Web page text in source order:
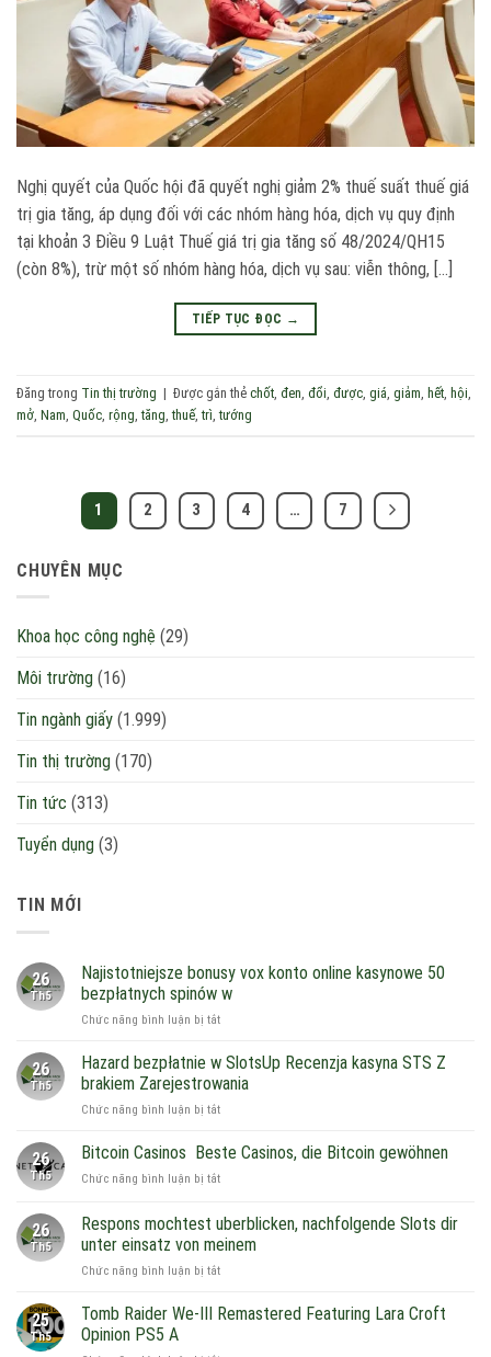
Nghị quyết của Quốc hội đã quyết nghị giảm 2% thuế suất thuế giá
trị gia tăng, áp dụng đối với các nhóm hàng hóa, dịch vụ quy định
tại khoản 3 Điều 9 Luật Thuế giá trị gia tăng số 48/2024/QH15
(còn 8%), trừ một số nhóm hàng hóa, dịch vụ sau: viễn thông, […]
TIẾP TỤC ĐỌC →
Đăng trong Tin thị trường | Được gắn thẻ chốt, đen, đổi, được, giá, giảm, hết, hội,
mở, Nam, Quốc, rộng,tăng,thuế,trì,tướng
1 2 3 4 … 7
CHUYÊN MỤC
Khoa học công nghệ (29)
Môi trường (16)
Tin ngành giấy (1.999)
Tin thị trường (170)
Tin tức (313)
Tuyển dụng (3)
TIN MỚI
26
Th5
Najistotniejsze bonusy vox konto online kasynowe 50
bezpłatnych spinów w
Chức năng bình luận bị tắtở
bonusy
konto
online
50
spinów
26
Th5
Hazard bezpłatnie w SlotsUp Recenzja kasyna STS Z
brakiem Zarejestrowania
Chức năng bình luận bị tắtở
bezpłatnie
SlotsUp
kasyna
STS
brakiem
26
Th5
Bitcoin Casinos ︎ Beste Casinos, die Bitcoin gewöhnen
Chức năng bình luận bị tắtở
Casinos
Beste
Casinos,
Bitcoin
26
Th5
Respons mochtest uberblicken, nachfolgende Slots dir
unter einsatz von meinem
Chức năng bình luận bị tắtở
mochtest
25
Th5
Tomb Raider We-III Remastered Featuring Lara Croft
Opinion PS5 A